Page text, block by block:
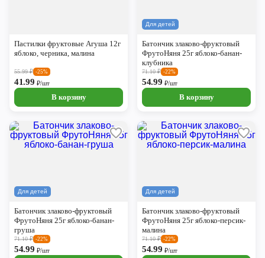
Пастилки фруктовые Агуша 12г
яблоко, черника, малина
55.99₽ -25%
41.99₽/шт
В корзину
Для детей
Батончик злаково-фруктовый
ФрутоНяня 25г яблоко-банан-
клубника
71.10₽ -22%
54.99₽/шт
В корзину
Для детей
Батончик злаково-фруктовый
ФрутоНяня 25г яблоко-банан-
груша
71.10₽ -22%
54.99₽/шт
Для детей
Батончик злаково-фруктовый
ФрутоНяня 25г яблоко-персик-
малина
71.10₽ -22%
54.99₽/шт